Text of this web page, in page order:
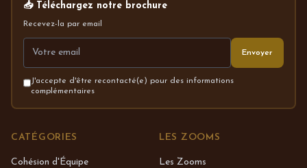
📥 Téléchargez notre brochure
Recevez-la par email
Envoyer
J'accepte d'être recontacté(e) pour des informations
complémentaires
CATÉGORIES
Cohésion d'Équipe
LES ZOOMS
Les Zooms